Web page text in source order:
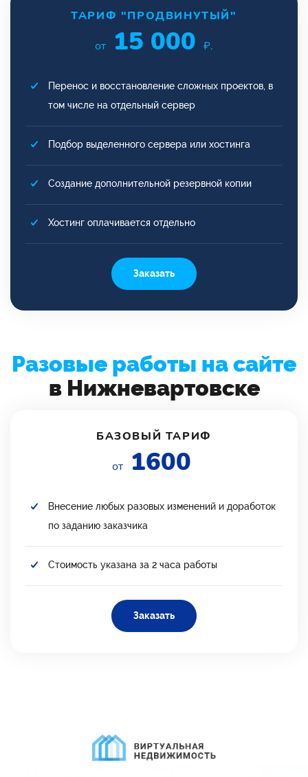
ТАРИФ "ПРОДВИНУТЫЙ"
от 15 000 ₽.
Перенос и восстановление сложных проектов, в
том числе на отдельный сервер
Подбор выделенного сервера или хостинга
Создание дополнительной резервной копии
Хостинг оплачивается отдельно
Заказать
Разовые работы на сайте
в Нижневартовске
БАЗОВЫЙ ТАРИФ
от 1600
Внесение любых разовых изменений и доработок
по заданию заказчика
Стоимость указана за 2 часа работы
Заказать